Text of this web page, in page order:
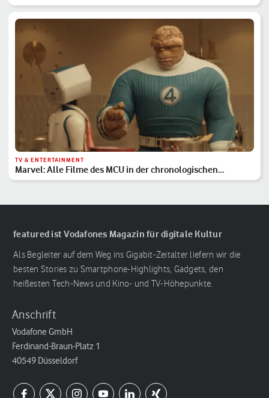
TV & ENTERTAINMENT
Marvel: Alle Filme des MCU in der chronologischen
Reihenfolge
featured ist Vodafones Magazin für digitale Kultur
Als Begleiter auf dem Weg ins Gigabit-Zeitalter liefern wir die
besten Stories zu Smartphone-Highlights, Gadgets, den
heißesten Tech-News und Kino- und TV-Höhepunkte.
Anschrift
Vodafone GmbH
Ferdinand-Braun-Platz 1
40549 Düsseldorf